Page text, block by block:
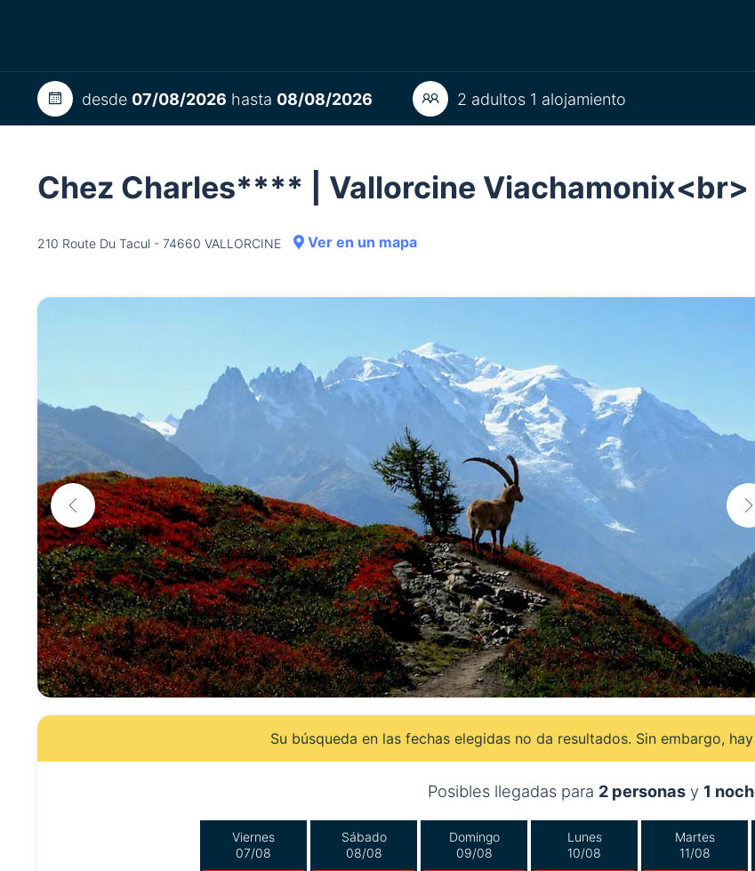
desde 07/08/2026 hasta 08/08/2026 2 adultos 1 alojamiento
Chez Charles**** | Vallorcine Viachamonix<br>
210 Route Du Tacul - 74660 VALLORCINE Ver en un mapa
Su búsqueda en las fechas elegidas no da resultados. Sin embargo,
Posibles llegadas para 2 personasy 1
Viernes
07/08
Sábado
08/08
Domingo
09/08
Lunes
10/08
Martes
11/08